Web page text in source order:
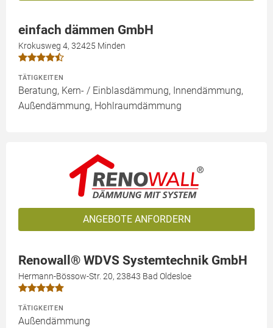
einfach dämmen GmbH
Krokusweg 4, 32425 Minden
TÄTIGKEITEN
Beratung, Kern- / Einblasdämmung, Innendämmung,
Außendämmung, Hohlraumdämmung
ANGEBOTE ANFORDERN
Renowall® WDVS Systemtechnik GmbH
Hermann-Bössow-Str. 20, 23843 Bad Oldesloe
TÄTIGKEITEN
Außendämmung